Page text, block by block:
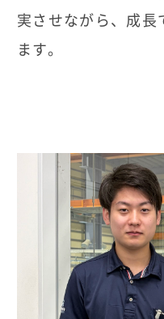
実させながら、成長
ます。